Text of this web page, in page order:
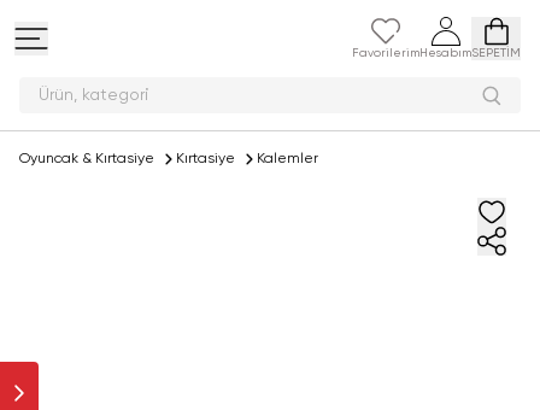
Favorilerim HesabımSEPETİM
Ürün, ka
Oyuncak & Kırtasiye Kırtasiye Kalemler